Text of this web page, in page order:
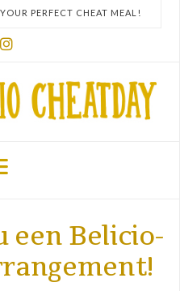
PERFECT CHEAT MEAL!
Navigation
een Belicio-